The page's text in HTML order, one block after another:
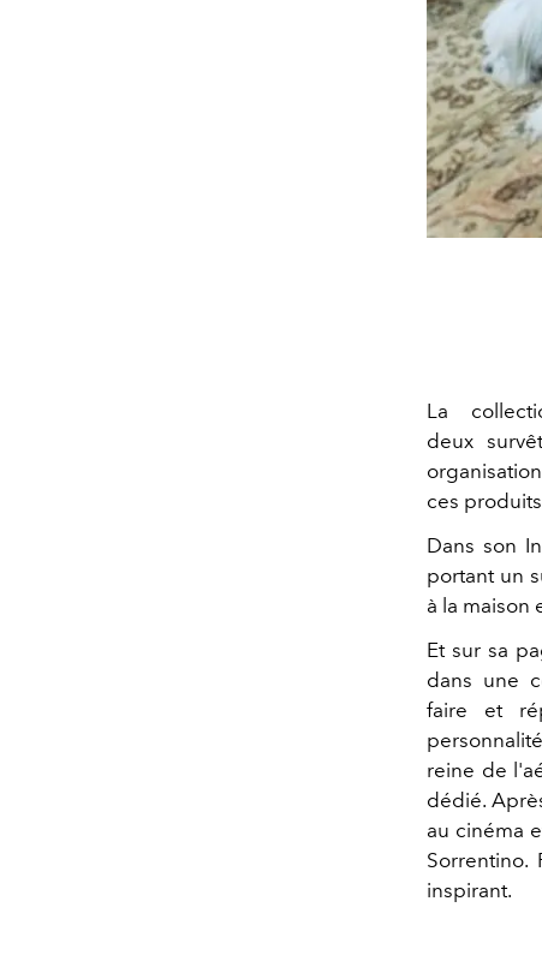
La
deux
ces
Dans son
portant un
à la maison
Et sur sa
dans une
faire et
reine de
dédié.
au cinéma
inspirant.